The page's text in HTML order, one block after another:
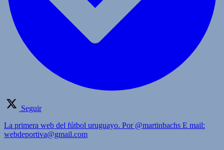
Seguir
La primera web del fútbol uruguayo. Por @martinbachs E mail:
webdeportiva@gmail.com